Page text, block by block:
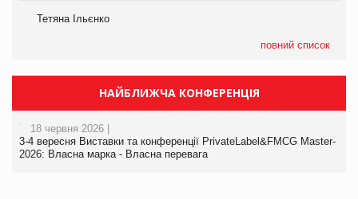
Тетяна Ільєнко
повний список
НАЙБЛИЖЧА КОНФЕРЕНЦІЯ
18 червня 2026 |
3-4 вересня Виставки та конференції PrivateLabel&FMCG Master-
2026: Власна марка - Власна перевага